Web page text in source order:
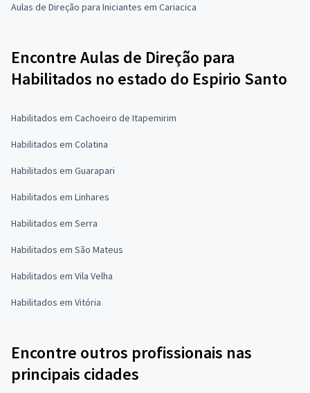
Aulas de Direção para Iniciantes em Cariacica
Encontre Aulas de Direção para
Habilitados no estado do Espirio Santo
Habilitados em Cachoeiro de Itapemirim
Habilitados em Colatina
Habilitados em Guarapari
Habilitados em Linhares
Habilitados em Serra
Habilitados em São Mateus
Habilitados em Vila Velha
Habilitados em Vitória
Encontre outros profissionais nas
principais cidades